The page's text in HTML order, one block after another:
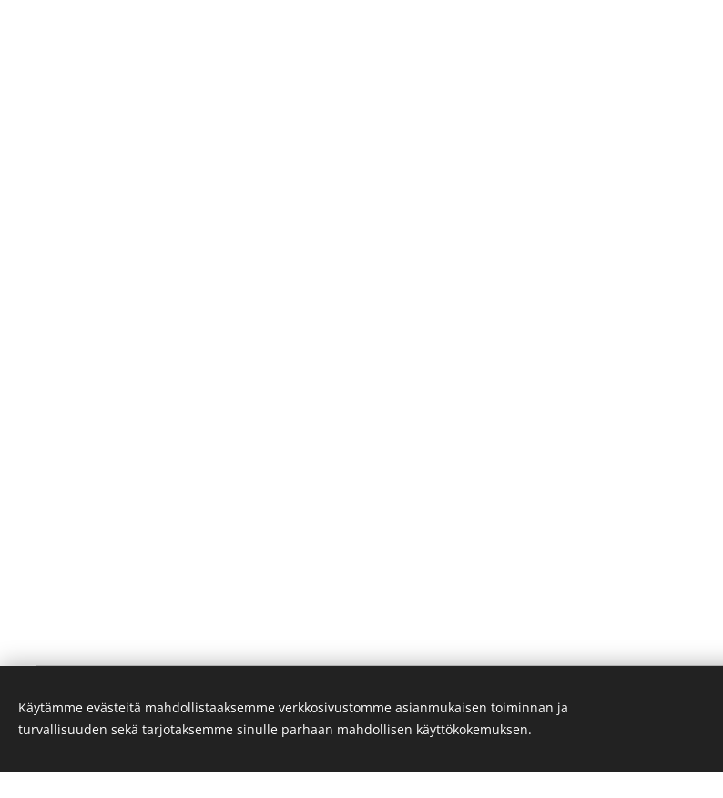
ASIAKASPALVELU PUHELIN KIINNI HEINÄKUUSSA.
Käytämme evästeitä mahdollistaaksemme verkkosivustomme asianmukaisen toiminnan ja
turvallisuuden sekä tarjotaksemme sinulle parhaan mahdollisen käyttökokemuksen.